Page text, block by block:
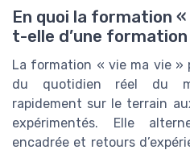
En quoi la formation
t-elle d’une
La formation « vie ma vie »
du quotidien réel du
rapidement sur le terrain
expérimentés. Elle
encadrée et retours